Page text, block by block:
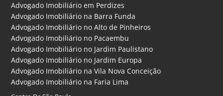
Advogado Imobiliário em Perdizes
Advogado Imobiliário na Barra Funda
Advogado Imobiliário no Alto de Pinheiros
Advogado Imobiliário no Pacaembu
Advogado Imobiliário no Jardim Paulistano
Advogado Imobiliário no Jardim Europa
Advogado Imobiliário na Vila Nova Conceição
Advogado Imobiliário na Faria Lima